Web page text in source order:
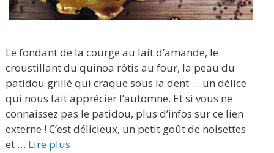
Le fondant de la courge au lait d’amande, le
croustillant du quinoa rôtis au four, la peau du
patidou grillé qui craque sous la dent … un délice
qui nous fait apprécier l’automne. Et si vous ne
connaissez pas le patidou, plus d’infos sur ce lien
externe ! C’est délicieux, un petit goût de noisettes
et … Lire plus